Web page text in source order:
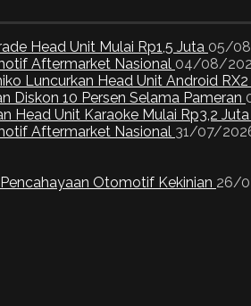
Head Unit Mulai Rp1,5 Juta 05/
Aftermarket Nasional 04/08/
Luncurkan Head Unit Android RX2
Diskon 10 Persen Selama Pameran
Head Unit Karaoke Mulai Rp3,2 Juta
Aftermarket Nasional 31/07/
Otomotif Kekinian 26/